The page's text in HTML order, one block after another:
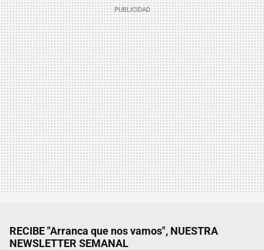
RECIBE "Arranca que nos vamos", NUESTRA
NEWSLETTER SEMANAL